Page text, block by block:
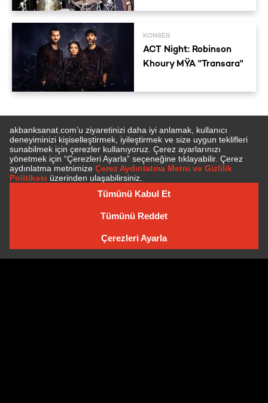
BILET FIYATLARI
KONSER
ACT Night: Robinson
Khoury MŸA "Transara"